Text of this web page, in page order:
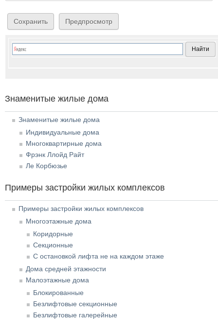
Знаменитые жилые дома
Знаменитые жилые дома
Индивидуальные дома
Многоквартирные дома
Фрэнк Ллойд Райт
Ле Корбюзье
Примеры застройки жилых комплексов
Примеры застройки жилых комплексов
Многоэтажные дома
Коридорные
Секционные
С остановкой лифта не на каждом этаже
Дома средней этажности
Малоэтажные дома
Блокированные
Безлифтовые секционные
Безлифтовые галерейные